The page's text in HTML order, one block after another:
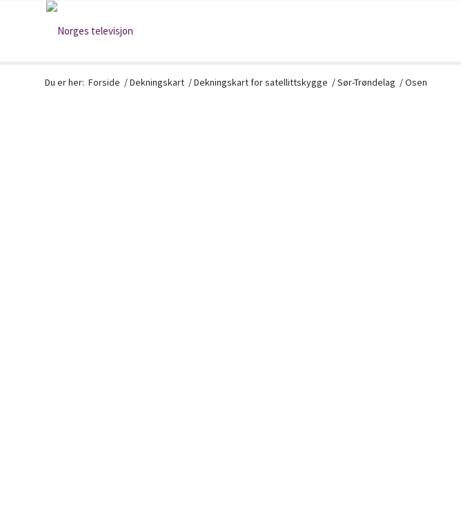
Du er her: Forside /Dekningskart /Dekningskart for satellittskygge /Sør-Trøndelag /Osen